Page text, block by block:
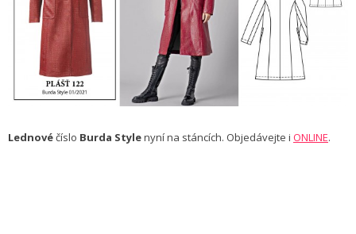
Lednovéčíslo Burda Stylenyní na stáncích. Objedávejte i ONLINE.